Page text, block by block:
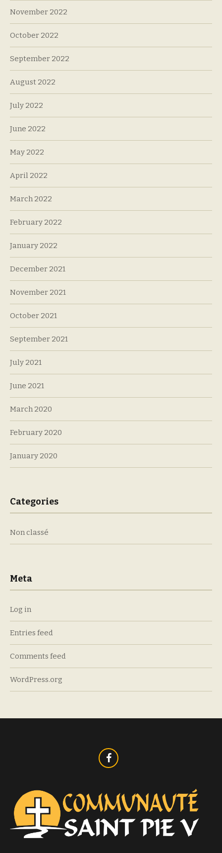
November 2022
October 2022
September 2022
August 2022
July 2022
June 2022
May 2022
April 2022
March 2022
February 2022
January 2022
December 2021
November 2021
October 2021
September 2021
July 2021
June 2021
March 2020
February 2020
January 2020
Categories
Non classé
Meta
Log in
Entries feed
Comments feed
WordPress.org